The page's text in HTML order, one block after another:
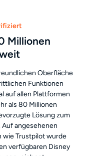
Millionen
Oberfläche
Funktionen
auf allen Plattformen
als 80 Millionen
Lösung zum
angesehenen
Trustpilot wurde
verfügbaren Disney